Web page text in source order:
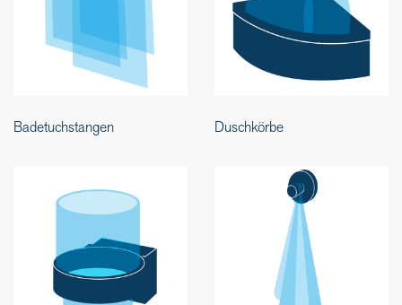
Badetuchstangen Duschkörbe